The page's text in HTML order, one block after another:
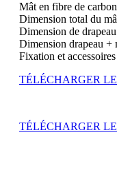
Mât en fibre de
Dimension total du
Dimension de
Dimension drapeau +
Fixation et accessoires
TÉLÉCHARGER
TÉLÉCHARGER